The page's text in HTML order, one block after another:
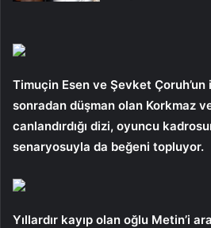
Timuçin Esen ve Şevket
sonradan düşman olan Korkmaz
canlandırdığı dizi, oyuncu
senaryosuyla da beğeni topluyor.
Yıllardır kayıp olan oğlu Metin’i